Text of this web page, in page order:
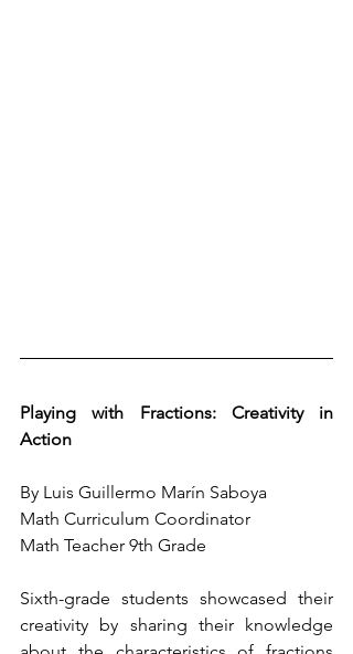
Playing with Fractions: Creativity in
Action
By Luis Guillermo Marín Saboya
Math Curriculum Coordinator
Math Teacher 9th Grade
Sixth-grade students showcased their
creativity by sharing their knowledge